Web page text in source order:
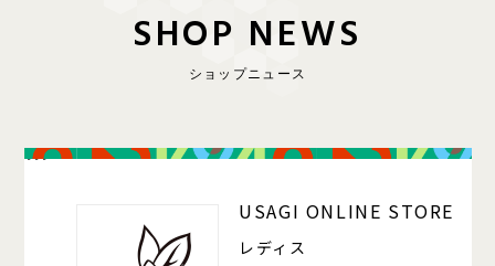
SHOP NEWS
ショップニュース
111
USAGI ONLINE STORE
レディス